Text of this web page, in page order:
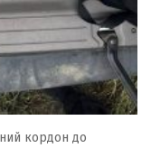
кордон до